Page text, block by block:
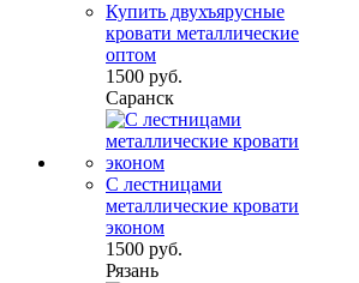
Купить двухъярусные
кровати металлические
оптом
1500 руб.
Саранск
С лестницами
металлические кровати
эконом
1500 руб.
Рязань